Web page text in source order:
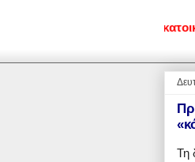
• Προστασία α'
Τη